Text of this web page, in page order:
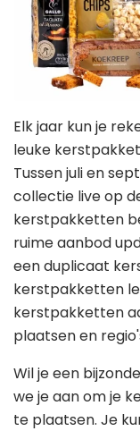
Elk jaar kun je
leuke
Tussen juli en
collectie live op
kerstpakketten
ruime aanbod
een duplicaat
kerstpakketten
kerstpakketten
plaatsen en
Wil je een
we je aan om je
te plaatsen. Je